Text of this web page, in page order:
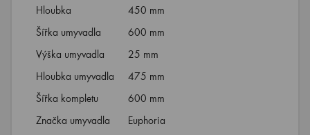
Hloubka
450 mm
Šířka umyvadla
600 mm
Výška umyvadla
25 mm
Hloubka umyvadla
475 mm
Šířka kompletu
600 mm
Značka umyvadla
Euphoria